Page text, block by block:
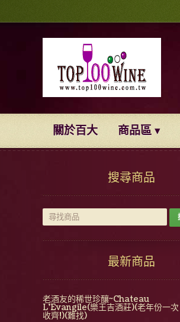
關於百大 商品區
搜尋商品
最新商品
老酒友的稀世珍釀~Chateau
L'Evangile(樂王吉酒莊)(老年份一次
收齊!)(難找)